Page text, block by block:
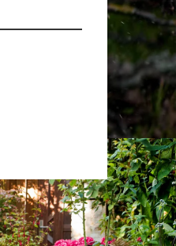
ELAGUEUR 65